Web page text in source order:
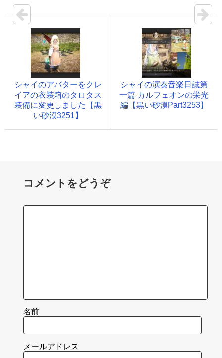
シャイのアバターをクレ
イアの衣装箱のタロタス
装備に変更しました【黒
い砂漠3251】
シャイの演奏音楽日誌第
一篇 カルフェオンの栄光
編【黒い砂漠Part3253】
コメントをどうぞ
名前
メールアドレス